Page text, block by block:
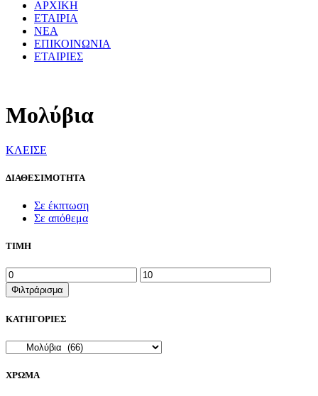
ΑΡΧΙΚΗ
ΕΤΑΙΡΙΑ
ΝΕΑ
ΕΠΙΚΟΙΝΩΝΙΑ
ΕΤΑΙΡΙΕΣ
Μολύβια
ΚΛΕΙΣΕ
ΔΙΑΘΕΣΙΜΟΤΗΤΑ
Σε έκπτωση
Σε απόθεμα
ΤΙΜΗ
Ελάχιστη
τιμή
Μέγιστη
τιμή
Φιλτράρισμα
ΚΑΤΗΓΟΡΙΕΣ
ΧΡΩΜΑ